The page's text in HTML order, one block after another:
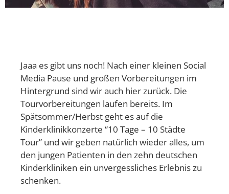
Jaaa es gibt uns noch! Nach einer kleinen Social
Media Pause und großen Vorbereitungen im
Hintergrund sind wir auch hier zurück. Die
Tourvorbereitungen laufen bereits. Im
Spätsommer/Herbst geht es auf die
Kinderklinikkonzerte “10 Tage – 10 Städte
Tour” und wir geben natürlich wieder alles, um
den jungen Patienten in den zehn deutschen
Kinderkliniken ein unvergessliches Erlebnis zu
schenken.